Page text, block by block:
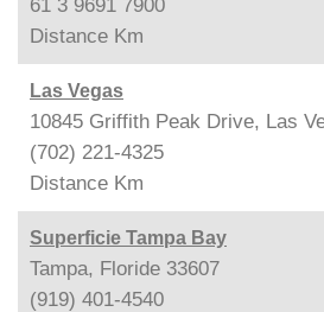
61 3 9691 7900
Distance Km
Las Vegas
10845 Griffith Peak Drive, Las
(702) 221-4325
Distance Km
Superficie Tampa Bay
Tampa, Floride 33607
(919) 401-4540